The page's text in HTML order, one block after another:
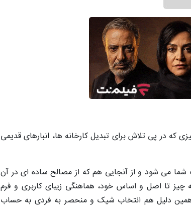
در پی تلاش برای تبدیل کارخانه ها، انبارهای قدیمی
می شود و از آنجایی هم که از مصالح ساده ‌ای در آن
تا اصل و اساس خود، هماهنگی زیبای کاربری و فرم
دلیل هم انتخاب شیک و منحصر به فردی به حساب